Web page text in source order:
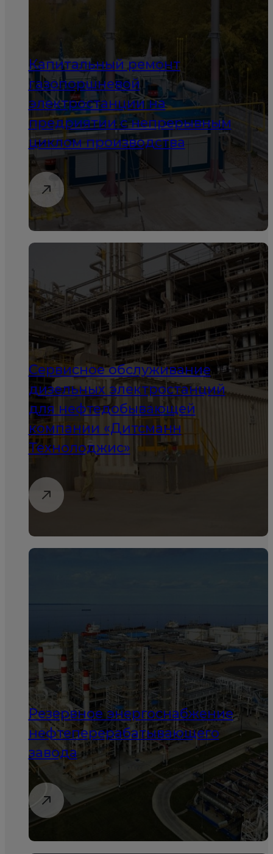
Капитальный ремонт
газопоршневой
электростанции на
предриятии с непрерывным
циклом производства
Сервисное обслуживание
дизельных электростанций
для нефтедобывающей
компании «Дитсманн
Технолоджис»
Резервное энергоснабжение
нефтеперерабатывающего
завода